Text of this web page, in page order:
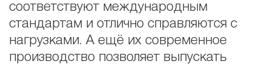
соответствуют международным
стандартам и отлично справляются с
нагрузками. А ещё их современное
производство позволяет выпускать